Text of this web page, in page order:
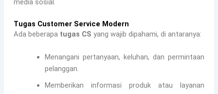
media sosial.
Tugas Customer Service Modern
Ada beberapa tugas CS yang wajib dipahami, di antaranya:
Menangani pertanyaan, keluhan, dan permintaan
pelanggan.
Memberikan informasi produk atau layanan